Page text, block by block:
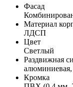
Фасад
Материал
ЛДСП
Цвет
Светлый
Раздвижная
Кромка